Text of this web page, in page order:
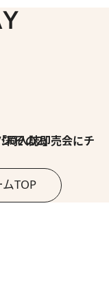
会にチャレンジ その2」
TOP